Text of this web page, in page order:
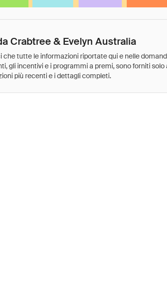
Crabtree & Evelyn Australia
che tutte le informazioni riportate qui e nelle
gli incentivi e i programmi a premi, sono forniti
più recenti e i dettagli completi.